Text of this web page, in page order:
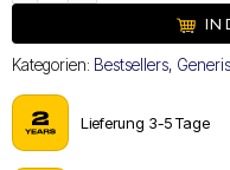
IN
Kategorien: Bestsellers,
Lieferung 3-5 Tage